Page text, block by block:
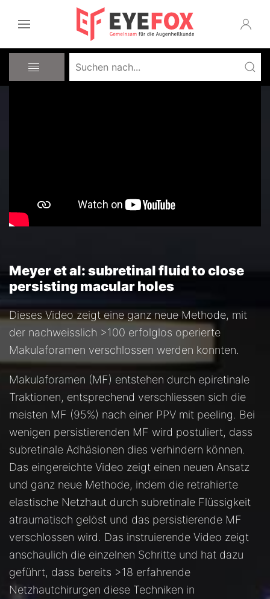
Meyer et al: subretinal fluid to close
persisting macular holes
Dieses Video zeigt eine ganz neue Methode, mit
der nachweisslich >100 erfolglos operierte
Makulaforamen verschlossen werden konnten.
Makulaforamen (MF) entstehen durch epiretinale
Traktionen, entsprechend verschliessen sich die
meisten MF (95%) nach einer PPV mit peeling. Bei
wenigen persistierenden MF wird postuliert, dass
subretinale Adhäsionen dies verhindern können.
Das eingereichte Video zeigt einen neuen Ansatz
und ganz neue Methode, indem die retrahierte
elastische Netzhaut durch subretinale Flüssigkeit
atraumatisch gelöst und das persistierende MF
verschlossen wird. Das instruierende Video zeigt
anschaulich die einzelnen Schritte und hat dazu
geführt, dass bereits >18 erfahrende
Netzhautchirurgen diese Techniken in